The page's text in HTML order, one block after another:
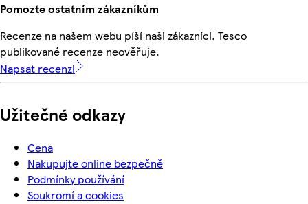
Pomozte ostatním zákazníkům
Recenze na našem webu píší naši zákazníci. Tesco
publikované recenze neověřuje.
Napsat recenzi
Užitečné odkazy
Cena
Nakupujte online bezpečně
Podmínky používání
Soukromí a cookies